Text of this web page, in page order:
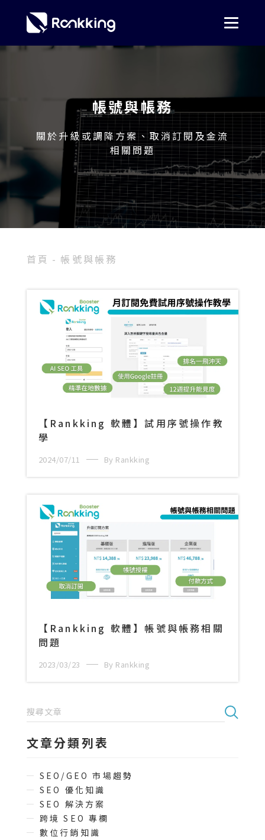
帳號與帳務
關於升級或調降方案、取消訂閱及金流
相關問題
首頁 帳號與帳務
【Rankking 軟體】試用序號操作教
學
2024/07/11 By Rankking
【Rankking 軟體】帳號與帳務相關
問題
2023/03/23 By Rankking
文章分類列表
SEO/GEO 市場趨勢
SEO 優化知識
SEO 解決方案
跨境 SEO 專欄
數位行銷知識